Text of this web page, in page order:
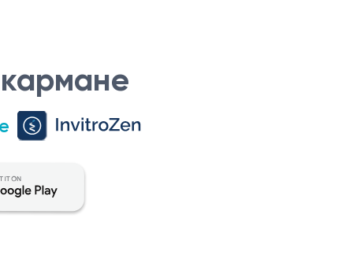
следующие рекомендации по подготовке:
маскировать воспалительные изменения в
ультразвуковых волн.